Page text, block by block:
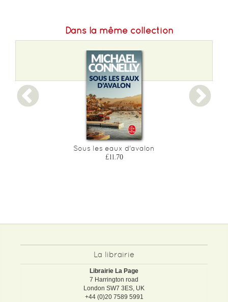
Dans la même collection
Sous les eaux d'avalon
£11.70
La librairie
Librairie La Page
7 Harrington road
London SW7 3ES, UK
+44 (0)20 7589 5991